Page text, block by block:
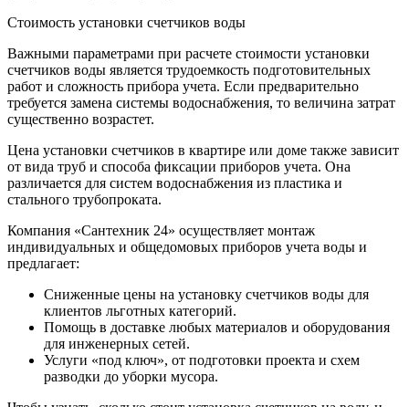
Стоимость установки счетчиков воды
Важными параметрами при расчете стоимости установки
счетчиков воды является трудоемкость подготовительных
работ и сложность прибора учета. Если предварительно
требуется замена системы водоснабжения, то величина затрат
существенно возрастет.
Цена установки счетчиков в квартире или доме также зависит
от вида труб и способа фиксации приборов учета. Она
различается для систем водоснабжения из пластика и
стального трубопроката.
Компания «Сантехник 24» осуществляет монтаж
индивидуальных и общедомовых приборов учета воды и
предлагает:
Сниженные цены на установку счетчиков воды для
клиентов льготных категорий.
Помощь в доставке любых материалов и оборудования
для инженерных сетей.
Услуги «под ключ», от подготовки проекта и схем
разводки до уборки мусора.